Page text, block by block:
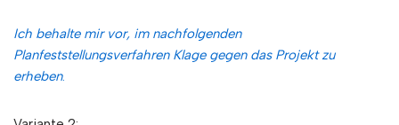
Ich behalte mir vor, im nachfolgenden
Planfeststellungsverfahren Klage gegen das Projekt zu
erheben.